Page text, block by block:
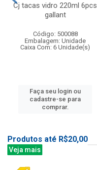
Cj tacas vidro 220ml 6pcs
gallant
Código: 500088
Embalagem: Unidade
Caixa Com: 6 Unidade(s)
Faça seu login ou
cadastre-se para
comprar.
Produtos até R$20,00
Veja mais